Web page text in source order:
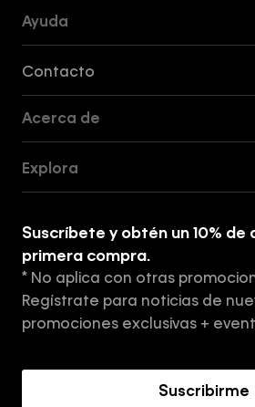
Ayuda
Contacto
Acerca de
Tiendas
Aviso de privacidad
Términos y Condiciones
Explora
Suscríbete y obtén un 10% de
primera compra.
* No aplica con otras
Regístrate para noticias de
promociones exclusivas +
Suscribirme